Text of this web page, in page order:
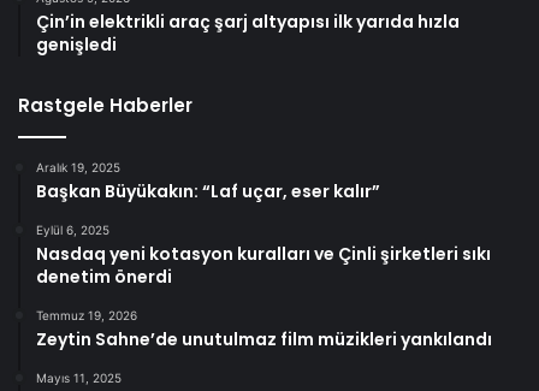
Çin’in elektrikli araç şarj altyapısı ilk yarıda hızla
genişledi
Rastgele Haberler
Aralık 19, 2025
Başkan Büyükakın: “Laf uçar, eser kalır”
Eylül 6, 2025
Nasdaq yeni kotasyon kuralları ve Çinli şirketleri sıkı
denetim önerdi
Temmuz 19, 2026
Zeytin Sahne’de unutulmaz film müzikleri yankılandı
Mayıs 11, 2025